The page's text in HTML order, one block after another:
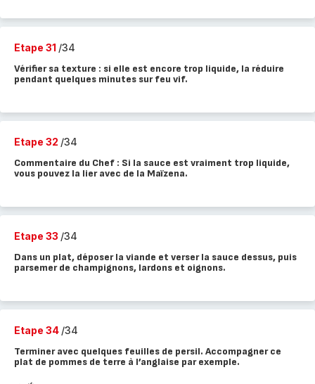
Etape 31 /34
Vérifier sa texture : si elle est encore trop liquide, la réduire
pendant quelques minutes sur feu vif.
Etape 32 /34
Commentaire du Chef : Si la sauce est vraiment trop liquide,
vous pouvez la lier avec de la Maïzena.
Etape 33 /34
Dans un plat, déposer la viande et verser la sauce dessus, puis
parsemer de champignons, lardons et oignons.
Etape 34 /34
Terminer avec quelques feuilles de persil. Accompagner ce
plat de pommes de terre à l’anglaise par exemple.